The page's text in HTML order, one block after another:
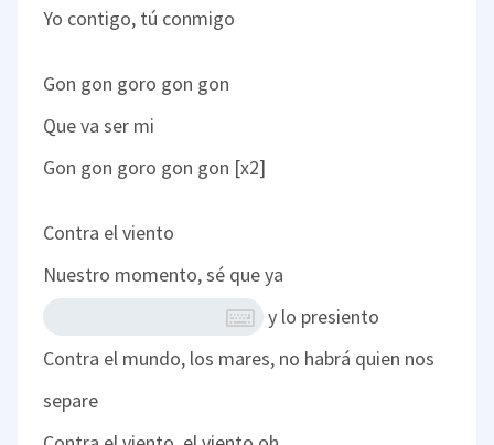
Yo contigo, tú conmigo
Gon gon goro gon gon
Que va ser mi
Gon gon goro gon gon [x2]
Contra el viento
Nuestro momento, sé que ya
y lo presiento
Contra el mundo, los mares, no habrá quien nos
separe